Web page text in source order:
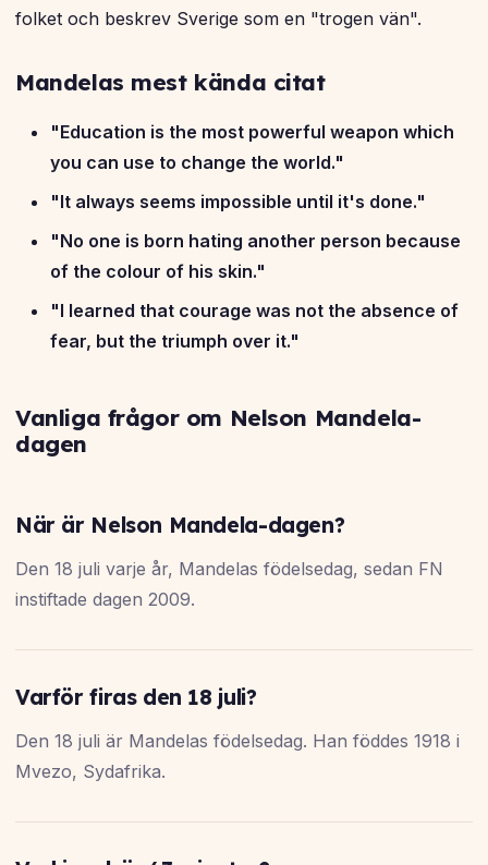
folket och beskrev Sverige som en "trogen vän".
Mandelas mest kända citat
"Education is the most powerful weapon which
you can use to change the world."
"It always seems impossible until it's done."
"No one is born hating another person because
of the colour of his skin."
"I learned that courage was not the absence of
fear, but the triumph over it."
Vanliga frågor om Nelson Mandela-
dagen
När är Nelson Mandela-dagen?
Den 18 juli varje år, Mandelas födelsedag, sedan FN
instiftade dagen 2009.
Varför firas den 18 juli?
Den 18 juli är Mandelas födelsedag. Han föddes 1918 i
Mvezo, Sydafrika.